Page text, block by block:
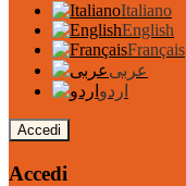
Italiano
English
Français
عربى
اردو
Accedi
Accedi